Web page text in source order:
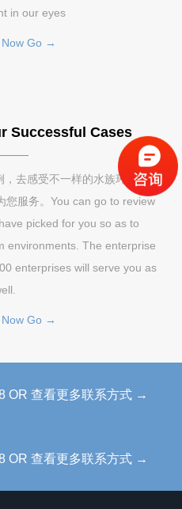
in our eyes
Now Go →
Successful Cases
去感受不一样的水族环境体
您服务。You can go to review
picked for you so as to
environments. The enterprise
enterprises will serve you as
Now Go →
OR 查看更多联系方式 →
OR 查看更多联系方式 →